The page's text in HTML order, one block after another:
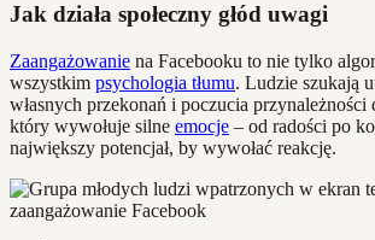
Jak działa społeczny głód uwagi
Zaangażowanie na Facebooku to nie tylko
wszystkim psychologia tłumu. Ludzie szukają
własnych przekonań i poczucia przynależności
który wywołuje silne emocje – od radości po
największy potencjał, by wywołać reakcję.